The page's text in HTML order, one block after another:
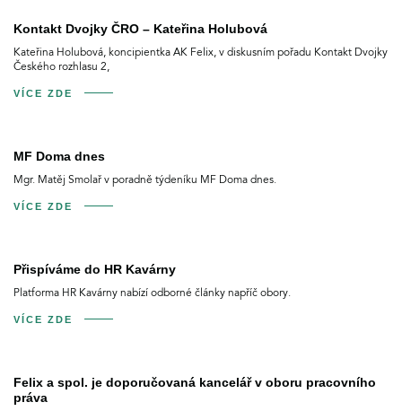
Kontakt Dvojky ČRO – Kateřina Holubová
Kateřina Holubová, koncipientka AK Felix, v diskusním pořadu Kontakt Dvojky
Českého rozhlasu 2,
VÍCE ZDE
MF Doma dnes
Mgr. Matěj Smolař v poradně týdeníku MF Doma dnes.
VÍCE ZDE
Přispíváme do HR Kavárny
Platforma HR Kavárny nabízí odborné články napříč obory.
VÍCE ZDE
Felix a spol. je doporučovaná kancelář v oboru pracovního
práva